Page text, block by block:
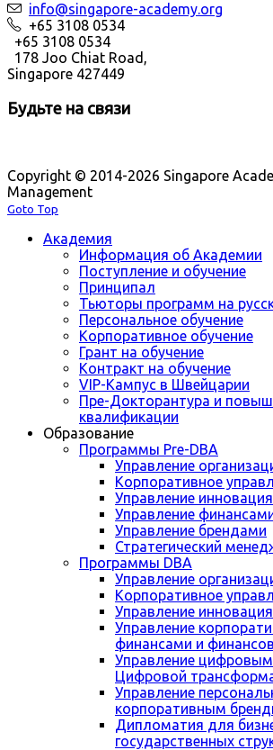
info@singapore-academy.org
+65 3108 0534
+65 3108 0534
178 Joo Chiat Road,
Singapore 427449
Будьте на связи
Copyright © 2014-2026 Singapore
Management
Goto Top
Академия
Информация об Академии
Поступление и обучение
Принципал
Тьюторы программ на
Персональное обучение
Корпоративное обучение
Грант на обучение
Контракт на обучение
VIP-Кампус в Швейцарии
Пре-Докторантура и
квалификации
Образование
Программы Pre-DBA
Управление
Корпоративное
Управление
Управление
Управление брендами
Стратегический
Программы DBA
Управление
Корпоративное
Управление
Управление
финансами и
Управление
Цифровой
Управление
корпоративным
Дипломатия для
государственных